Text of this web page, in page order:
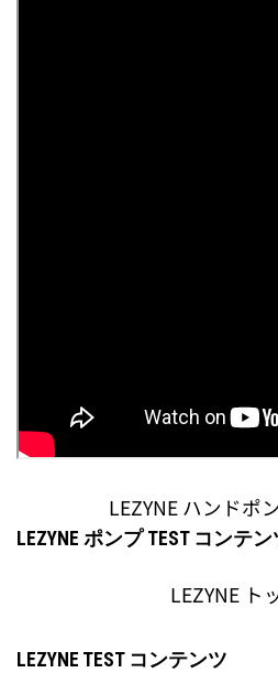
LEZYNE ハンドポ
LEZYNE ポンプ TEST コンテン
LEZYNE ト
LEZYNE TEST コンテンツ